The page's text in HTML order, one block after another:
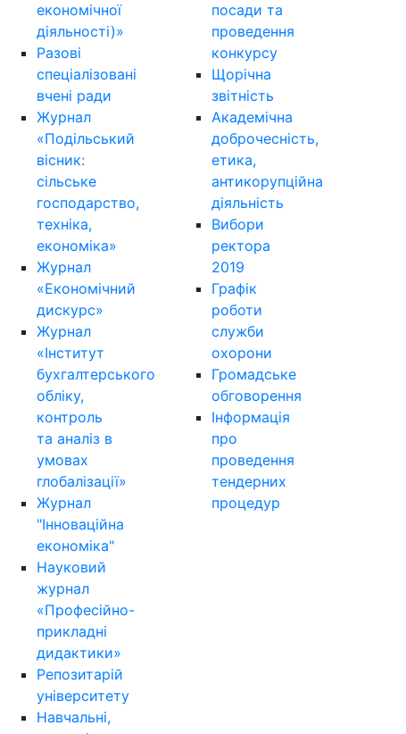
економічної
діяльності)»
Разові
спеціалізовані
вчені ради
Журнал
«Подільський
вісник:
сільське
господарство,
техніка,
економіка»
Журнал
«Економічний
дискурс»
Журнал
«Інститут
бухгалтерського
обліку,
контроль
та аналіз в
умовах
глобалізації»
Журнал
"Інноваційна
економіка"
Науковий
журнал
«Професійно-
прикладні
дидактики»
Репозитарій
університету
Навчальні,
посади та
проведення
конкурсу
Щорічна
звітність
Академічна
доброчесність,
етика,
антикорупційна
діяльність
Вибори
ректора
2019
Графік
роботи
служби
охорони
Громадське
обговорення
Інформація
про
проведення
тендерних
процедур